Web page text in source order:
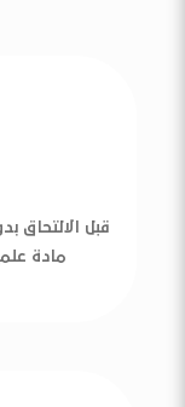
قبل الالتحاق
مادة